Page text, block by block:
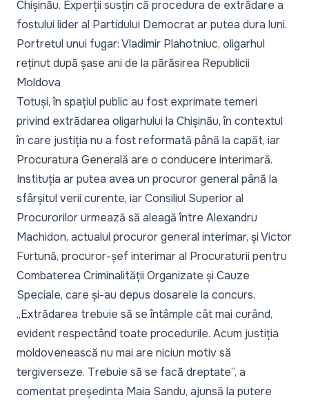
Chișinău. Experții susțin că procedura de extrădare a
fostului lider al Partidului Democratar putea dura luni.
Portretul unui fugar: Vladimir Plahotniuc, oligarhul
reținut după șase ani de la părăsirea Republicii
Moldova
Totuși, în spațiul public au fost exprimate temeri
privind extrădarea oligarhului la Chișinău, în contextul
în care justiția nu a fost reformată până la capăt, iar
Procuratura Generală are o conducere interimară.
Instituția ar putea avea un procuror general până la
sfârșitul verii curente, iarConsiliul Superior al
Procurorilor urmează să aleagăîntre Alexandru
Machidon, actualul procuror general interimar, șiVictor
Furtună, procuror-șef interimaral Procuraturii pentru
Combaterea Criminalității Organizate și Cauze
Speciale, care și-au depus dosarele la concurs.
„Extrădarea trebuie să se întâmple cât mai curând,
evident respectând toate procedurile. Acum justiția
moldovenească nu mai are niciun motiv să
tergiverseze. Trebuie să se facă dreptate”, a
comentat președinta Maia Sandu, ajunsă la putere